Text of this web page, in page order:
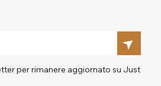
per rimanere aggiornato su Just